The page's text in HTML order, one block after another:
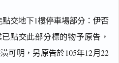
交地下1樓停車場部分：伊否
點交此部分標的物予原告，
可明，另原告於105年12月22